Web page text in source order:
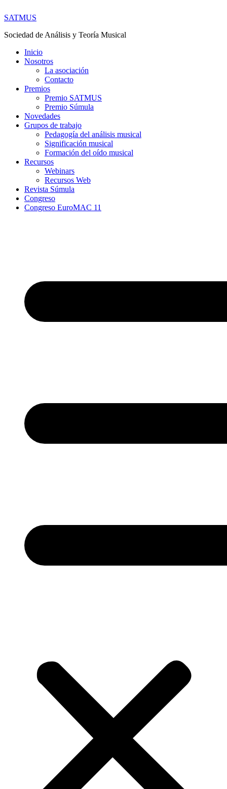
SATMUS
Sociedad de Análisis y Teoría Musical
Inicio
Nosotros
La asociación
Contacto
Premios
Premio SATMUS
Premio Súmula
Novedades
Grupos de trabajo
Pedagogía del análisis musical
Significación musical
Formación del oído musical
Recursos
Webinars
Recursos Web
Revista Súmula
Congreso
Congreso EuroMAC 11